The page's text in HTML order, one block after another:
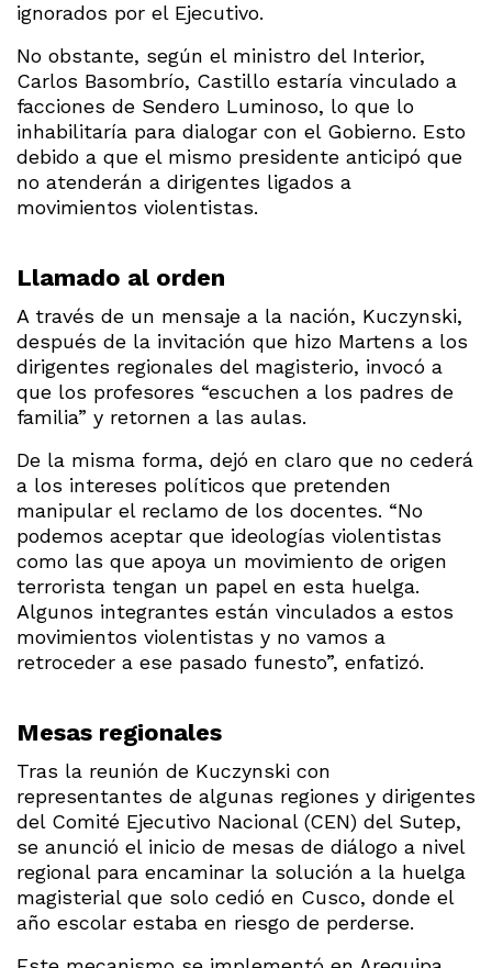
ignorados por el Ejecutivo.
No obstante, según el ministro del Interior,
Carlos Basombrío, Castillo estaría vinculado a
facciones de Sendero Luminoso, lo que lo
inhabilitaría para dialogar con el Gobierno. Esto
debido a que el mismo presidente anticipó que
no atenderán a dirigentes ligados a
movimientos violentistas.
Llamado al orden
A través de un mensaje a la nación, Kuczynski,
después de la invitación que hizo Martens a los
dirigentes regionales del magisterio, invocó a
que los profesores “escuchen a los padres de
familia” y retornen a las aulas.
De la misma forma, dejó en claro que no cederá
a los intereses políticos que pretenden
manipular el reclamo de los docentes. “No
podemos aceptar que ideologías violentistas
como las que apoya un movimiento de origen
terrorista tengan un papel en esta huelga.
Algunos integrantes están vinculados a estos
movimientos violentistas y no vamos a
retroceder a ese pasado funesto”, enfatizó.
Mesas regionales
Tras la reunión de Kuczynski con
representantes de algunas regiones y dirigentes
del Comité Ejecutivo Nacional (CEN) del Sutep,
se anunció el inicio de mesas de diálogo a nivel
regional para encaminar la solución a la huelga
magisterial que solo cedió en Cusco, donde el
año escolar estaba en riesgo de perderse.